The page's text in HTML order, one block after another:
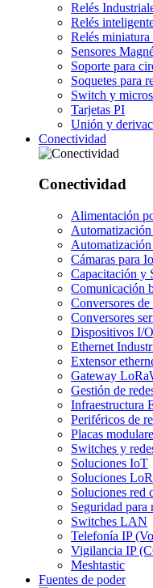
Relés
Relés
Relés miniatura
Sensores
Soporte para
Soquetes para
Switch y
Tarjetas PI
Unión y
Conectividad
Conectividad
Alimentación
Cámaras para
Capacitación y
Comunicación
Conversores de
Conversores
Dispositivos I/O
Ethernet
Extensor
Gateway
Gestión de
Infraestructura
Periféricos de
Placas
Switches y
Soluciones IoT
Soluciones
Soluciones red
Seguridad para
Switches LAN
Telefonía IP
Vigilancia IP
Meshtastic
Fuentes de poder